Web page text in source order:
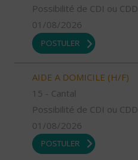
Possibilité de CDI ou CDD
01/08/2026
POSTULER
AIDE A DOMICILE (H/F)
15 - Cantal
Possibilité de CDI ou CDD
01/08/2026
POSTULER